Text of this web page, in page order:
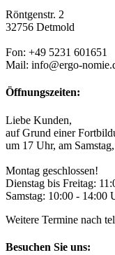
Röntgenstr. 2
32756 Detmold
Fon: +49 5231 601651
Mail: info@ergo-
Öffnungszeiten:
Liebe Kunden,
auf Grund einer
um 17 Uhr, am
Montag geschlossen!
Dienstag bis Freitag:
Samstag: 10:00 - 14:00
Weitere Termine nach
Besuchen Sie uns: